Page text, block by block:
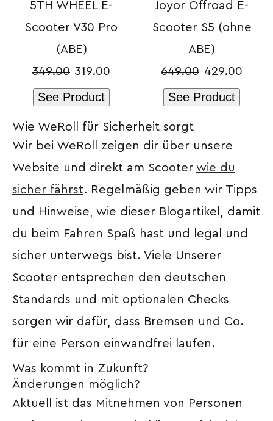
5TH WHEEL E-
Scooter V30 Pro
(ABE)
349.00 319.00
See Product
Joyor Offroad E-
Scooter S5 (ohne
ABE)
649.00 429.00
See Product
Wie WeRoll für Sicherheit sorgt
Wir bei WeRoll zeigen dir über unsere
Website und direkt am Scooter wie du
sicher fährst. Regelmäßig geben wir Tipps
und Hinweise, wie dieser Blogartikel, damit
du beim Fahren Spaß hast und legal und
sicher unterwegs bist. Viele Unserer
Scooter entsprechen den deutschen
Standards und mit optionalen Checks
sorgen wir dafür, dass Bremsen und Co.
für eine Person einwandfrei laufen.
Was kommt in Zukunft?
Änderungen möglich?
Aktuell ist das Mitnehmen von Personen